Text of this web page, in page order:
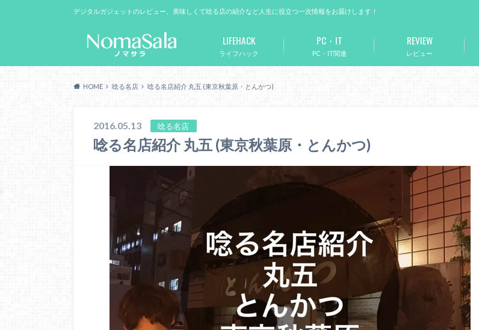
デジタルガジェットのレビュー、美味しくて唸る店の紹介など人生に役立つ一次情報をお届けします！
ライフハック
LIFEHACK
PC・IT関連
PC・IT
レビュー
REVIEW
HOME 唸る名店 唸る名店紹介 丸五 (東京秋葉原・とんかつ)
2016.05.13 唸る名店
唸る名店紹介 丸五 (東京秋葉原・とんかつ)